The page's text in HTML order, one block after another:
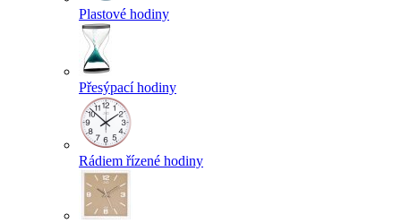
Plastové hodiny
Přesýpací hodiny
Rádiem řízené hodiny